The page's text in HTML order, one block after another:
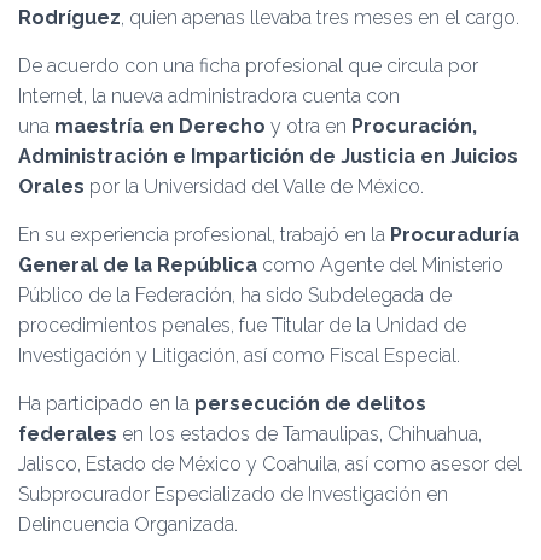
Rodríguez, quien apenas llevaba tres meses en el cargo.
De acuerdo con una ficha profesional que circula por
Internet, la nueva administradora cuenta con
una maestría en Derecho y otra en Procuración,
Administración e Impartición de Justicia en Juicios
Orales por la Universidad del Valle de México.
En su experiencia profesional, trabajó en la Procuraduría
General de la República como Agente del Ministerio
Público de la Federación, ha sido Subdelegada de
procedimientos penales, fue Titular de la Unidad de
Investigación y Litigación, así como Fiscal Especial.
Ha participado en la persecución de delitos
federales en los estados de Tamaulipas, Chihuahua,
Jalisco, Estado de México y Coahuila, así como asesor del
Subprocurador Especializado de Investigación en
Delincuencia Organizada.